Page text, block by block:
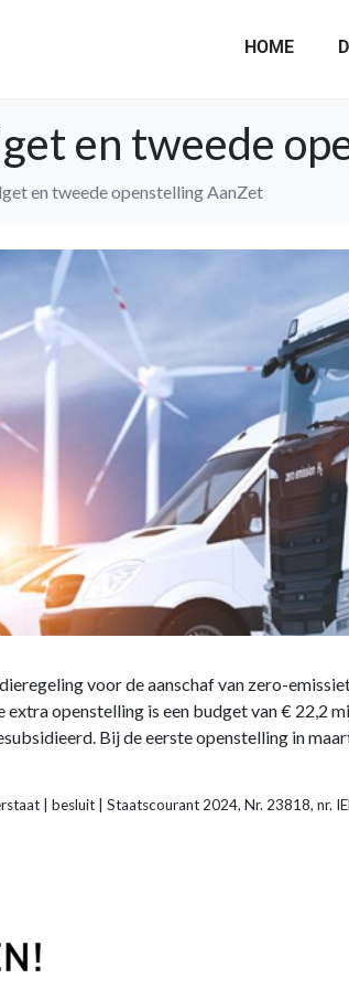
HOME
en tweede
en tweede openstelling AanZet
voor de aanschaf van zero-
extra openstelling is een budget van €
Bij de eerste openstelling in
| besluit | Staatscourant 2024, Nr. 23818,